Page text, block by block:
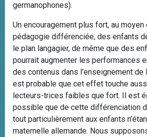
germanophones).
Un encouragement plus fort, au
pédagogie différenciée, des enfants
le plan langagier, de même que des
pourrait augmenter les performances
des contenus dans l’enseignement de
est probable que cet effet touche
lecteurs-trices faibles que fort. Il est
possible que de cette différenciation
tout particulièrement aux enfants
maternelle allemande. Nous